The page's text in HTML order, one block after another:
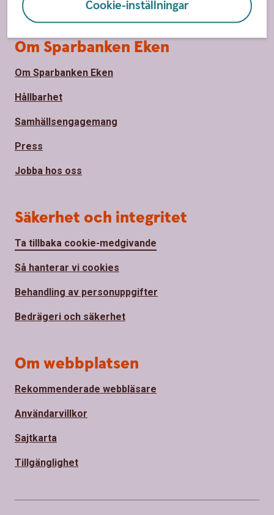
Cookie-inställningar
Om Sparbanken Eken
Om Sparbanken Eken
Hållbarhet
Samhällsengagemang
Press
Jobba hos oss
Säkerhet och integritet
Ta tillbaka cookie-medgivande
Så hanterar vi cookies
Behandling av personuppgifter
Bedrägeri och säkerhet
Om webbplatsen
Rekommenderade webbläsare
Användarvillkor
Sajtkarta
Tillgänglighet